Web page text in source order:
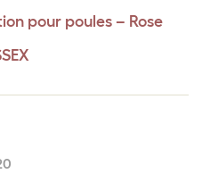
pour poules – Rose